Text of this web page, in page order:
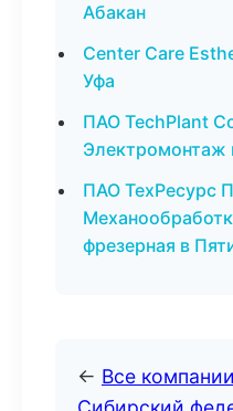
Абакан
Center Care
Уфа
ПАО TechPlant
Электромонтаж
ПАО ТехРесурс
фрезерная в
← Все